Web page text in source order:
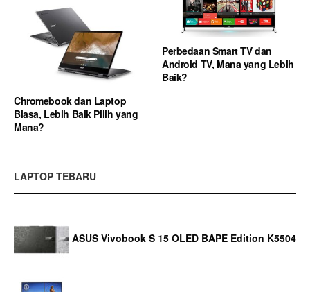
Chromebook dan Laptop
Biasa, Lebih Baik Pilih yang
Mana?
Perbedaan Smart TV dan
Android TV, Mana yang Lebih
Baik?
LAPTOP TEBARU
ASUS Vivobook S 15 OLED BAPE Edition K5504